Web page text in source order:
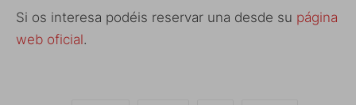
Si os interesa podéis reservar una desde su página
web oficial.